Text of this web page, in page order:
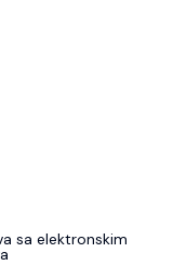
sa elektronskim